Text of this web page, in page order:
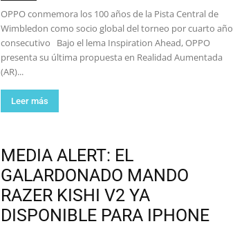
OPPO conmemora los 100 años de la Pista Central de
Wimbledon como socio global del torneo por cuarto año
consecutivo Bajo el lema Inspiration Ahead, OPPO
presenta su última propuesta en Realidad Aumentada
(AR)...
Leer más
MEDIA ALERT: EL
GALARDONADO MANDO
RAZER KISHI V2 YA
DISPONIBLE PARA IPHONE